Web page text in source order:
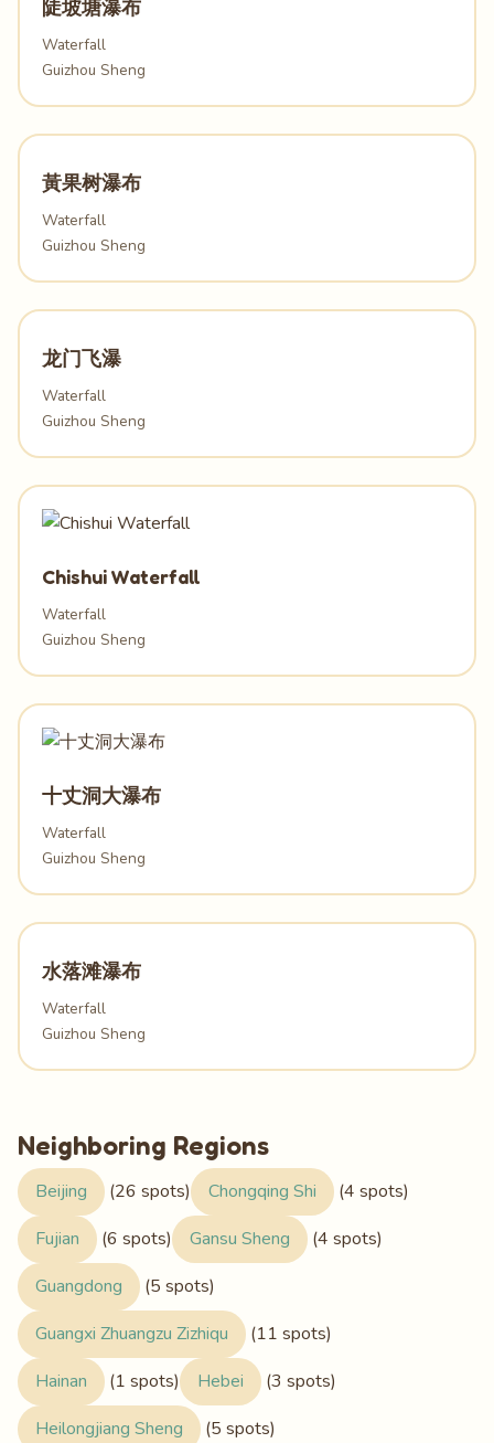
陡坡塘瀑布
Waterfall
Guizhou Sheng
黃果树瀑布
Waterfall
Guizhou Sheng
龙门飞瀑
Waterfall
Guizhou Sheng
Chishui Waterfall
Waterfall
Guizhou Sheng
十丈洞大瀑布
Waterfall
Guizhou Sheng
水落滩瀑布
Waterfall
Guizhou Sheng
Neighboring Regions
Beijing (26 spots) Chongqing Shi
(4 spots)
Fujian
(6 spots) Gansu Sheng
(4 spots)
Guangdong
(5 spots)
Guangxi Zhuangzu Zizhiqu
(11 spots)
Hainan
(1 spots) Hebei
(3 spots)
Heilongjiang Sheng
(5 spots)